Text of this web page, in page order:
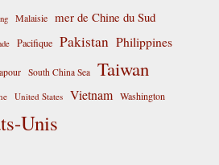
Malaisie mer de Chine du Sud
Pacifique Pakistan Philippines
South China Sea Taiwan
United States Vietnam Washington
Unis